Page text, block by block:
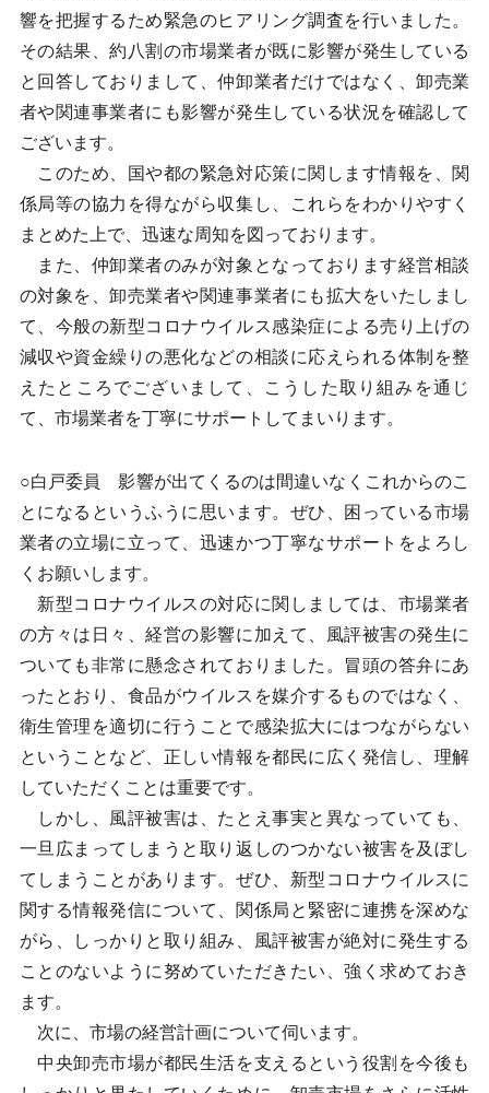
響を把握するため緊急のヒアリング調査を行いました。
その結果、約八割の市場業者が既に影響が発生している
と回答しておりまして、仲卸業者だけではなく、卸売業
者や関連事業者にも影響が発生している状況を確認して
ございます。
このため、国や都の緊急対応策に関します情報を、関
係局等の協力を得ながら収集し、これらをわかりやすく
まとめた上で、迅速な周知を図っております。
また、仲卸業者のみが対象となっております経営相談
の対象を、卸売業者や関連事業者にも拡大をいたしまし
て、今般の新型コロナウイルス感染症による売り上げの
減収や資金繰りの悪化などの相談に応えられる体制を整
えたところでございまして、こうした取り組みを通じ
て、市場業者を丁寧にサポートしてまいります。
○白戸委員 影響が出てくるのは間違いなくこれからのこ
とになるというふうに思います。ぜひ、困っている市場
業者の立場に立って、迅速かつ丁寧なサポートをよろし
くお願いします。
新型コロナウイルスの対応に関しましては、市場業者
の方々は日々、経営の影響に加えて、風評被害の発生に
ついても非常に懸念されておりました。冒頭の答弁にあ
ったとおり、食品がウイルスを媒介するものではなく、
衛生管理を適切に行うことで感染拡大にはつながらない
ということなど、正しい情報を都民に広く発信し、理解
していただくことは重要です。
しかし、風評被害は、たとえ事実と異なっていても、
一旦広まってしまうと取り返しのつかない被害を及ぼし
てしまうことがあります。ぜひ、新型コロナウイルスに
関する情報発信について、関係局と緊密に連携を深めな
がら、しっかりと取り組み、風評被害が絶対に発生する
ことのないように努めていただきたい、強く求めておき
ます。
次に、市場の経営計画について伺います。
中央卸売市場が都民生活を支えるという役割を今後も